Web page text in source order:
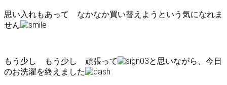
思い入れもあって なかなか買い替えようという気になれま
せん
もう少し もう少し 頑張って
と思いながら、今日
のお洗濯を終えました